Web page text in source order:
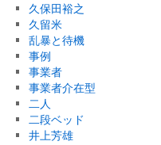
久保田裕之
久留米
乱暴と待機
事例
事業者
事業者介在型
二人
二段ベッド
井上芳雄